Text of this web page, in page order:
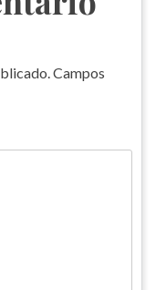
Campos